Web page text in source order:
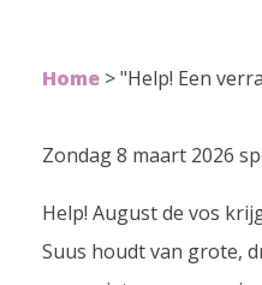
Home >"Help! Een
Zondag 8 maart 2026
Help! August de vos
Suus houdt van grote,